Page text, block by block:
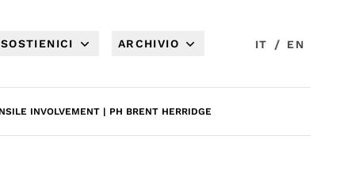
SOSTIENICI ARCHIVIO IT / EN
INVOLVEMENT | PH BRENT HERRIDGE